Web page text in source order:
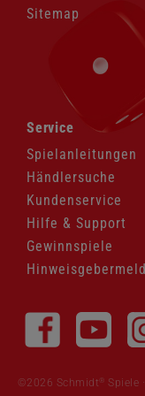
Sitemap
Navigation
überspringen
Service
Spielanleitungen
Händlersuche
Kundenservice
Hilfe & Support
Gewinnspiele
überspringen
©2026 Schmidt ®
Spiele